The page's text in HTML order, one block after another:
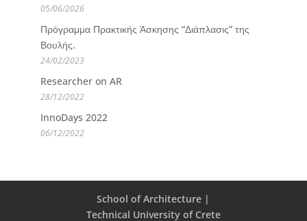
05/06/2026
Πρόγραμμα Πρακτικής Άσκησης “Διάπλασις” της
Βουλής.
24/02/2023
Researcher on AR
28/12/2022
InnoDays 2022
06/12/2022
School of Architecture |
Technical University of Crete